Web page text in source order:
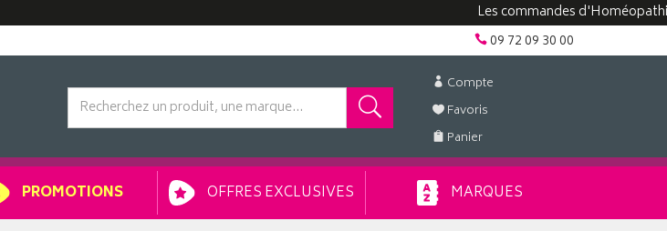
Les commandes d'Homéopathie
09 72 09 30 00
Compte
Favoris
Panier
PROMOTIONS OFFRES EXCLUSIVES MARQUES